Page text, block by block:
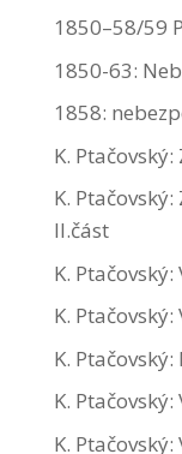
1850–58/59
1850-63:
1858:
K.
K.
II.část
K.
K.
K.
K.
K.